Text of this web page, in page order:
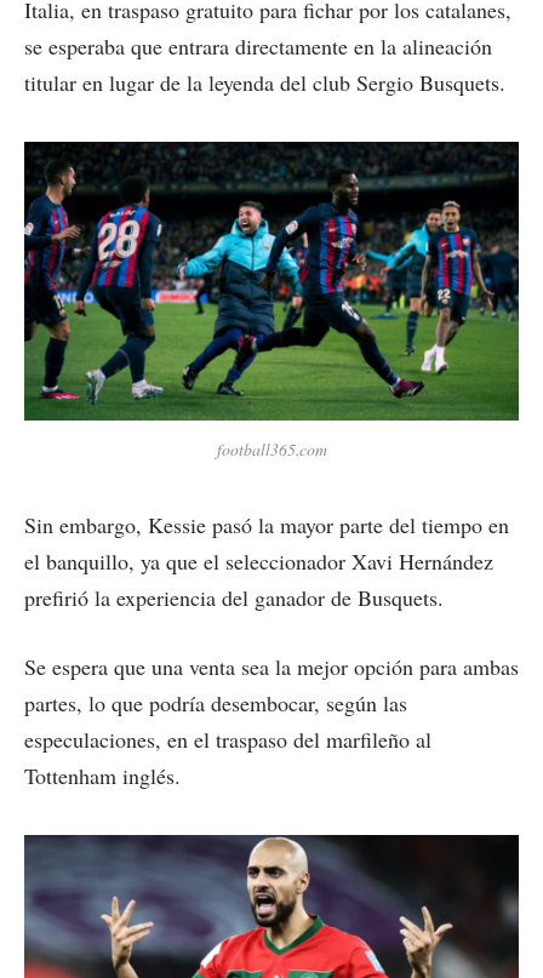
Italia, en traspaso gratuito para fichar por los catalanes,
se esperaba que entrara directamente en la alineación
titular en lugar de la leyenda del club Sergio Busquets.
football365.com
Sin embargo, Kessie pasó la mayor parte del tiempo en
el banquillo, ya que el seleccionador Xavi Hernández
prefirió la experiencia del ganador de Busquets.
Se espera que una venta sea la mejor opción para ambas
partes, lo que podría desembocar, según las
especulaciones, en el traspaso del marfileño al
Tottenham inglés.